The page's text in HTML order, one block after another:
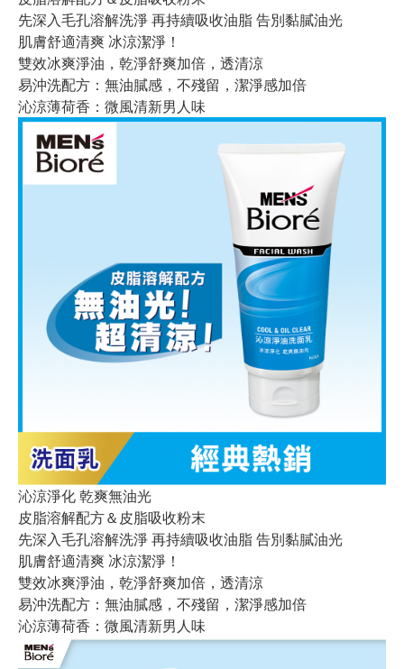
先深入毛孔溶解洗淨 再持續吸收油脂 告別黏膩油光
肌膚舒適清爽 冰涼潔淨！
雙效冰爽淨油，乾淨舒爽加倍，透清涼
易沖洗配方：無油膩感，不殘留，潔淨感加倍
沁涼薄荷香：微風清新男人味
沁涼淨化 乾爽無油光
皮脂溶解配方＆皮脂吸收粉末
先深入毛孔溶解洗淨 再持續吸收油脂 告別黏膩油光
肌膚舒適清爽 冰涼潔淨！
雙效冰爽淨油，乾淨舒爽加倍，透清涼
易沖洗配方：無油膩感，不殘留，潔淨感加倍
沁涼薄荷香：微風清新男人味